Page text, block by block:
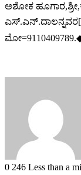
ಅಶೋಕ
0 246 Less than a